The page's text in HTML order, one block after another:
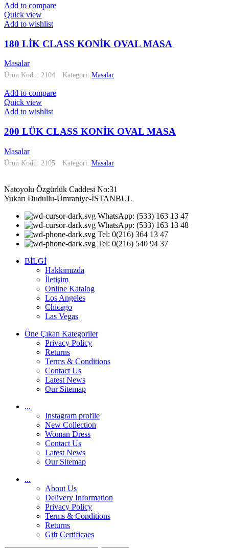
Add to compare
Quick view
Add to wishlist
180 LİK CLASS KONİK OVAL MASA
Masalar
Ürün Kodu: 2104 Kategori: Masalar
Add to compare
Quick view
Add to wishlist
200 LÜK CLASS KONİK OVAL MASA
Masalar
Ürün Kodu: 2105 Kategori: Masalar
Natoyolu Özgürlük Caddesi No:31
Yukarı Dudullu-Ümraniye-İSTANBUL
WhatsApp: (533) 163 13 47
WhatsApp: (533) 163 13 48
Tel: 0(216) 364 13 47
Tel: 0(216) 540 94 37
BİLGİ
Hakkımızda
İletişim
Online Katalog
Los Angeles
Chicago
Las Vegas
Öne Çıkan Kategoriler
Privacy Policy
Returns
Terms & Conditions
Contact Us
Latest News
Our Sitemap
...
Instagram profile
New Collection
Woman Dress
Contact Us
Latest News
Our Sitemap
...
About Us
Delivery Information
Privacy Policy
Terms & Conditions
Returns
Gift Certificaes